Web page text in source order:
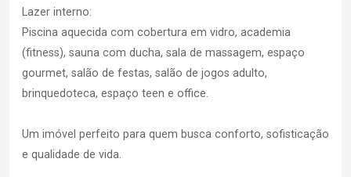
Lazer interno:
Piscina aquecida com cobertura em vidro, academia
(fitness), sauna com ducha, sala de massagem, espaço
gourmet, salão de festas, salão de jogos adulto,
brinquedoteca, espaço teen e office.
Um imóvel perfeito para quem busca conforto, sofisticação
e qualidade de vida.